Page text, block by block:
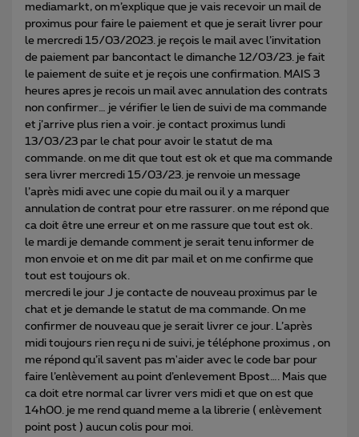
mediamarkt, on m’explique que je vais recevoir un mail de
proximus pour faire le paiement et que je serait livrer pour
le mercredi 15/03/2023. je reçois le mail avec l’invitation
de paiement par bancontact le dimanche 12/03/23. je fait
le paiement de suite et je reçois une confirmation. MAIS 3
heures apres je recois un mail avec annulation des contrats
non confirmer… je vérifier le lien de suivi de ma commande
et j’arrive plus rien a voir. je contact proximus lundi
13/03/23 par le chat pour avoir le statut de ma
commande. on me dit que tout est ok et que ma commande
sera livrer mercredi 15/03/23. je renvoie un message
l’après midi avec une copie du mail ou il y a marquer
annulation de contrat pour etre rassurer. on me répond que
ca doit être une erreur et on me rassure que tout est ok.
le mardi je demande comment je serait tenu informer de
mon envoie et on me dit par mail et on me confirme que
tout est toujours ok.
mercredi le jour J je contacte de nouveau proximus par le
chat et je demande le statut de ma commande. On me
confirmer de nouveau que je serait livrer ce jour. L’après
midi toujours rien reçu ni de suivi, je téléphone proximus , on
me répond qu’il savent pas m'aider avec le code bar pour
faire l’enlèvement au point d’enlevement Bpost…. Mais que
ca doit etre normal car livrer vers midi et que on est que
14h00. je me rend quand meme a la librerie ( enlèvement
point post ) aucun colis pour moi.